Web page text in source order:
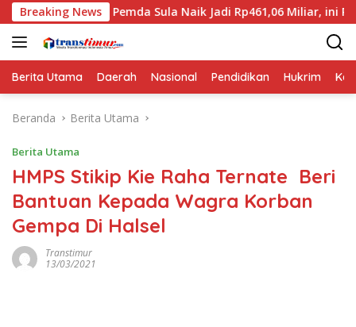
Langsung
ke
konten
Breaking News
Pemda Sula Naik Jadi Rp461,06 Miliar, ini Rinciannya
Berita Utama Daerah Nasional Pendidikan Hukrim
Beranda Berita Utama
Berita Utama
HMPS Stikip Kie Raha Ternate Beri
Bantuan Kepada Wagra Korban
Gempa Di Halsel
Transtimur
13/03/2021